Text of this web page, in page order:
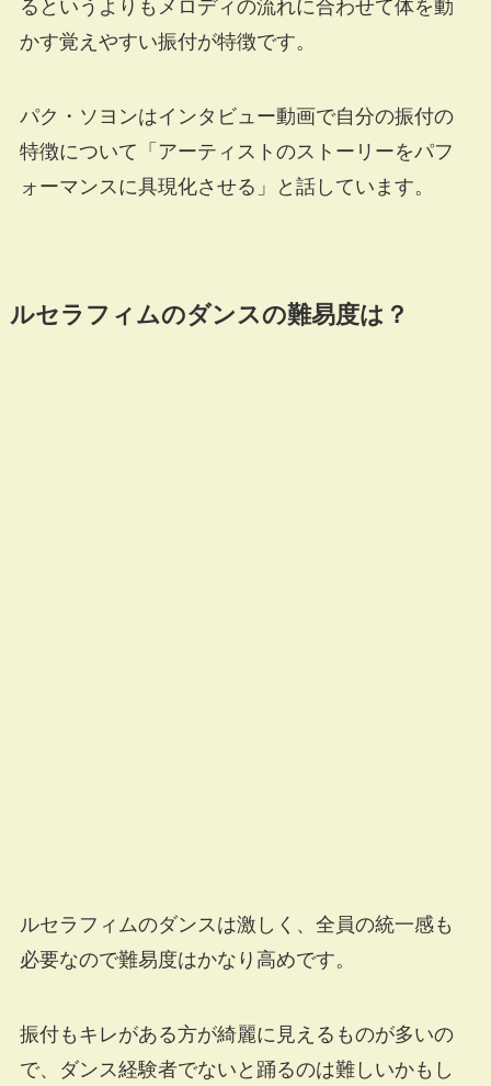
るというよりもメロディの流れに合わせて体を動
かす覚えやすい振付が特徴です。
パク・ソヨンはインタビュー動画で自分の振付の
特徴について「アーティストのストーリーをパフ
ォーマンスに具現化させる」と話しています。
ルセラフィムのダンスの難易度は？
ルセラフィムのダンスは激しく、全員の統一感も
必要なので難易度はかなり高めです。
振付もキレがある方が綺麗に見えるものが多いの
で、ダンス経験者でないと踊るのは難しいかもし